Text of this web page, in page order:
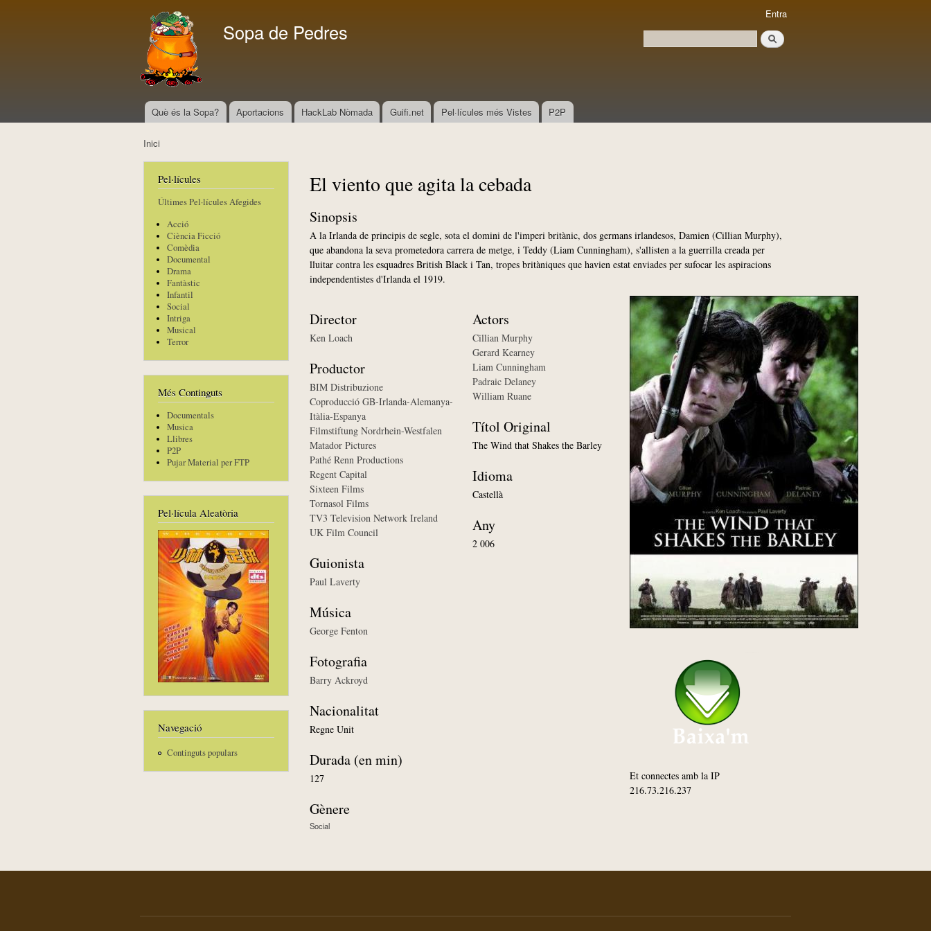
Sopa de Pedres
Formulari de cerca
Cerca
Menú principal
Què és la Sopa? Aportacions HackLab Nòmada Guifi.net Pel·lícules més Vistes P2P
Entra
Inici
Pel·lícules
Últimes Pel·lícules Afegides
Acció
Ciència Ficció
Comèdia
Documental
Drama
Fantàstic
Infantil
Social
Intriga
Musical
Terror
Més Continguts
Documentals
Musica
Llibres
P2P
Pujar Material per FTP
Pel·lícula Aleatòria
Navegació
Continguts populars
El viento que agita la cebada
Sinopsis
A la Irlanda de principis de segle, sota el domini de l'imperi britànic, dos germans irlandesos, Damien (Cillian Murphy),
que abandona la seva prometedora carrera de metge, i Teddy (Liam Cunningham), s'allisten a la guerrilla creada per
lluitar contra les esquadres British Black i Tan, tropes britàniques que havien estat enviades per sufocar les aspiracions
independentistes d'Irlanda el 1919.
Director
Ken Loach
Productor
BIM Distribuzione
Coproducció GB-Irlanda-Alemanya-
Itàlia-Espanya
Filmstiftung Nordrhein-Westfalen
Matador Pictures
Pathé Renn Productions
Regent Capital
Sixteen Films
Tornasol Films
TV3 Television Network Ireland
UK Film Council
Guionista
Paul Laverty
Música
George Fenton
Fotografia
Barry Ackroyd
Nacionalitat
Regne Unit
Durada (en min)
127
Gènere
Social
Actors
Cillian Murphy
Gerard Kearney
Liam Cunningham
Padraic Delaney
William Ruane
Títol Original
The Wind that Shakes the Barley
Idioma
Castellà
Any
2 006
Et connectes amb la IP
216.73.216.237